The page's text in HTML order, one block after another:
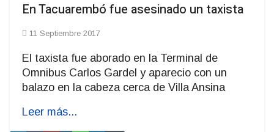
En Tacuarembó fue asesinado un taxista
11 Septiembre 2017
El taxista fue aborado en la Terminal de
Omnibus Carlos Gardel y aparecio con un
balazo en la cabeza cerca de Villa Ansina
Leer más...